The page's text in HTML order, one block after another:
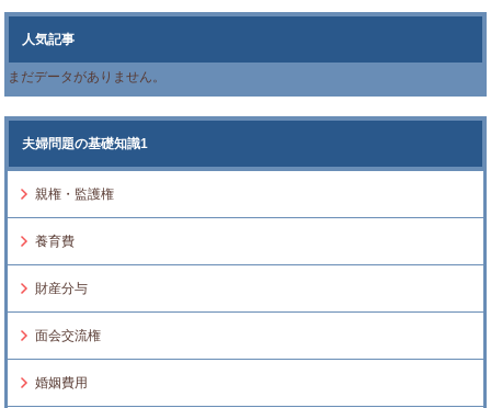
人気記事
まだデータがありません。
夫婦問題の基礎知識1
親権・監護権
養育費
財産分与
面会交流権
婚姻費用